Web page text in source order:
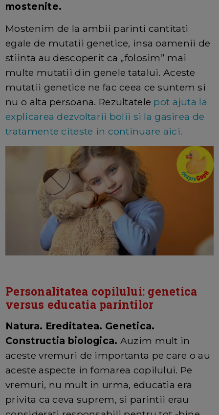
mostenite.
Mostenim de la ambii parinti cantitati
egale de mutatii genetice, insa oamenii de
stiinta au descoperit ca „folosim” mai
multe mutatii din genele tatalui. Aceste
mutatii genetice ne fac ceea ce suntem si
nu o alta persoana. Rezultatele pot ajuta la
explicarea dezvoltarii bolii si la gasirea de
tratamente citeste in continuare aici.
Personalitatea copilului: genetica
versus educatia parintilor
Natura. Ereditatea. Genetica.
Constructia biologica. Auzim mult in
aceste vremuri de importanta pe care o au
aceste aspecte in fomarea copilului. Pe
vremuri, nu mult in urma, educatia era
privita ca ceva suprem, si parintii erau